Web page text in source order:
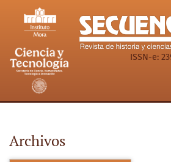
Archivos
ISSN-e:
Archivos